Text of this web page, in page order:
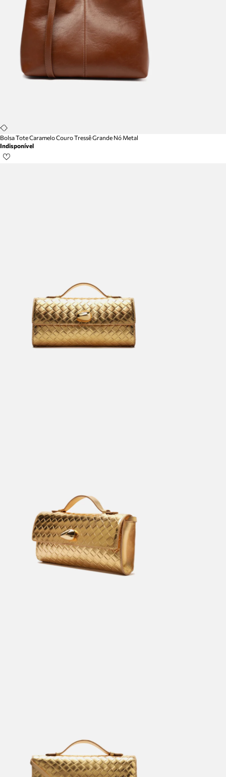
Bolsa Tote Caramelo Couro Tressê Grande Nó Metal
Indisponível